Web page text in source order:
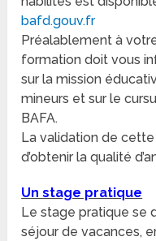
bafd.gouv.fr
Préalablement à
formation doit vous
sur la mission
mineurs et sur le
BAFA.
La validation de
d’obtenir la qualité
Un stage pratique
Le stage pratique se
séjour de vacances,